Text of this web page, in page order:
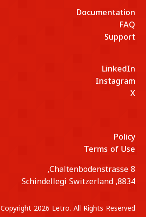
Documentation
FAQ
Support
LinkedIn
Instagram
X
Copyright 2026 Letro. All Rights Reserved.
Policy
Terms of Use
Chaltenbodenstrasse 8,
8834, Schindellegi Switzerland